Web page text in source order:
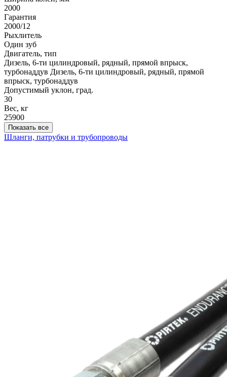
2000
Гарантия
2000/12
Рыхлитель
Один зуб
Двигатель, тип
Дизель, 6-ти цилиндровый, рядный, прямой впрыск,
турбонаддув Дизель, 6-ти цилиндровый, рядный, прямой
впрыск, турбонаддув
Допустимый уклон, град.
30
Вес, кг
25900
Показать все
Шланги, патрубки и трубопроводы